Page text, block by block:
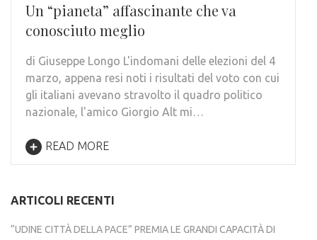
Un “pianeta” affascinante che va
conosciuto meglio
di Giuseppe Longo L'indomani delle elezioni del 4
marzo, appena resi noti i risultati del voto con cui
gli italiani avevano stravolto il quadro politico
nazionale, l'amico Giorgio Alt mi…
READ MORE
ARTICOLI RECENTI
“UDINE CITTÀ DELLA PACE” PREMIA LE GRANDI CAPACITÀ DI